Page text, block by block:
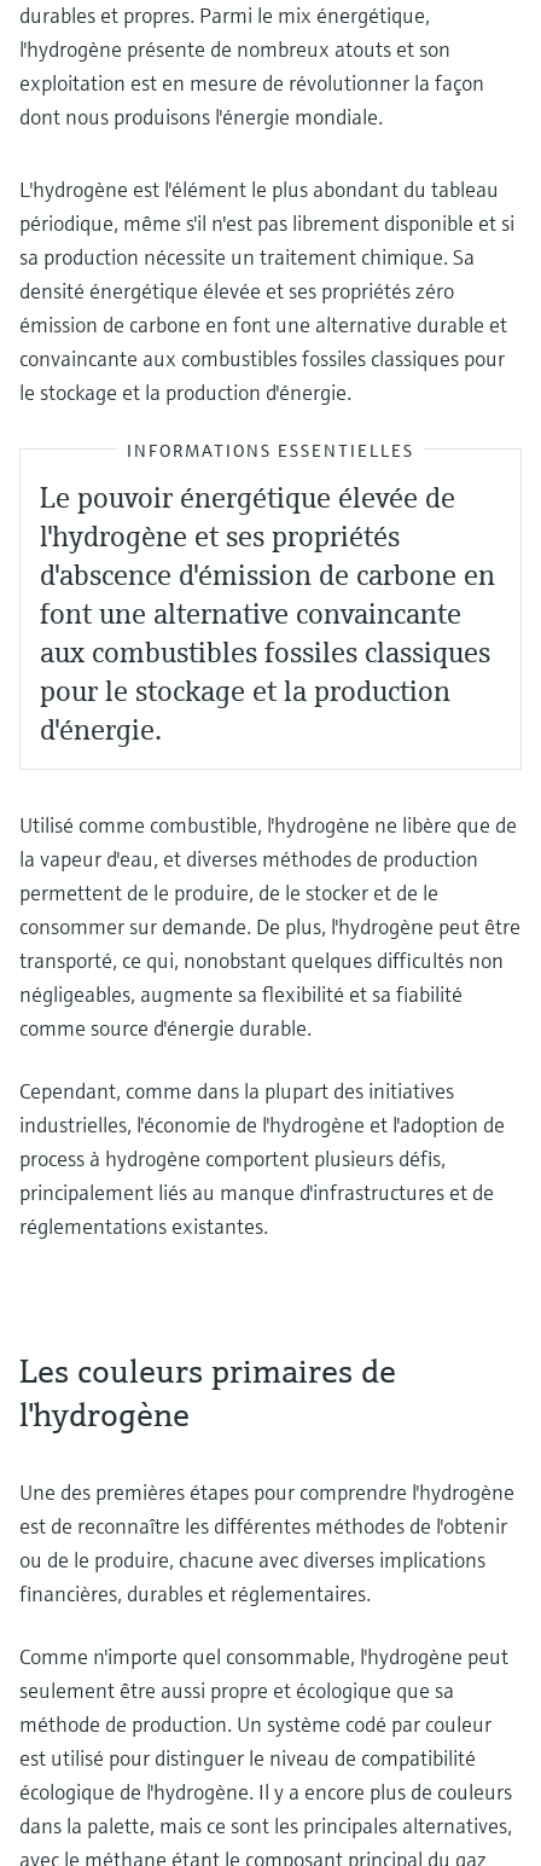
durables et propres. Parmi le mix énergétique,
l'hydrogène présente de nombreux atouts et son
exploitation est en mesure de révolutionner la façon
dont nous produisons l'énergie mondiale.
L'hydrogène est l'élément le plus abondant du tableau
périodique, même s'il n'est pas librement disponible et si
sa production nécessite un traitement chimique. Sa
densité énergétique élevée et ses propriétés zéro
émission de carbone en font une alternative durable et
convaincante aux combustibles fossiles classiques pour
le stockage et la production d'énergie.
INFORMATIONS ESSENTIELLES
Le pouvoir énergétique élevée de
l'hydrogène et ses propriétés
d'abscence d'émission de carbone en
font une alternative convaincante
aux combustibles fossiles classiques
pour le stockage et la production
d'énergie.
Utilisé comme combustible, l'hydrogène ne libère que de
la vapeur d'eau, et diverses méthodes de production
permettent de le produire, de le stocker et de le
consommer sur demande. De plus, l'hydrogène peut être
transporté, ce qui, nonobstant quelques difficultés non
négligeables, augmente sa flexibilité et sa fiabilité
comme source d'énergie durable.
Cependant, comme dans la plupart des initiatives
industrielles, l'économie de l'hydrogène et l'adoption de
process à hydrogène comportent plusieurs défis,
principalement liés au manque d'infrastructures et de
réglementations existantes.
Les couleurs primaires de
l'hydrogène
Une des premières étapes pour comprendre l'hydrogène
est de reconnaître les différentes méthodes de l'obtenir
ou de le produire, chacune avec diverses implications
financières, durables et réglementaires.
Comme n'importe quel consommable, l'hydrogène peut
seulement être aussi propre et écologique que sa
méthode de production. Un système codé par couleur
est utilisé pour distinguer le niveau de compatibilité
écologique de l'hydrogène. Il y a encore plus de couleurs
dans la palette, mais ce sont les principales alternatives,
avec le méthane étant le composant principal du gaz